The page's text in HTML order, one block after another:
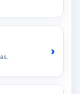
›